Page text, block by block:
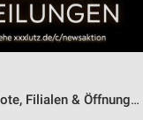
& Öffnungszeiten